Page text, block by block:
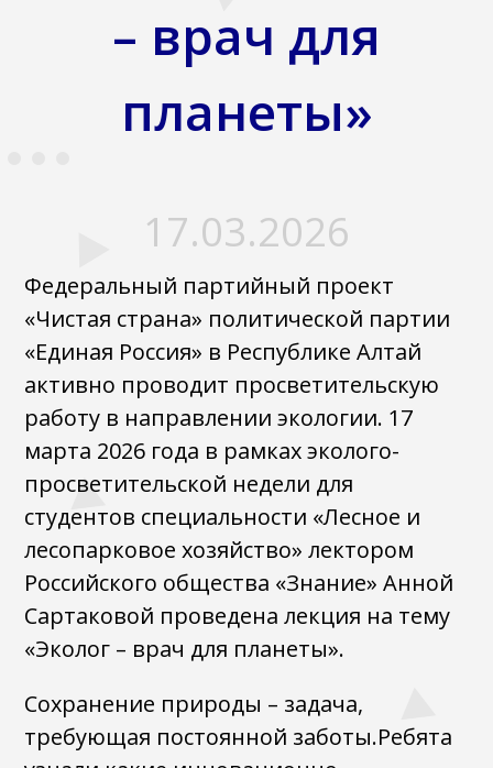
– врач для
планеты»
17.03.2026
Федеральный партийный проект
«Чистая страна» политической партии
«Единая Россия» в Республике Алтай
активно проводит просветительскую
работу в направлении экологии. 17
марта 2026 года в рамках эколого-
просветительской недели для
студентов специальности «Лесное и
лесопарковое хозяйство» лектором
Российского общества «Знание» Анной
Сартаковой проведена лекция на тему
«Эколог – врач для планеты».
Сохранение природы – задача,
требующая постоянной заботы.Ребята